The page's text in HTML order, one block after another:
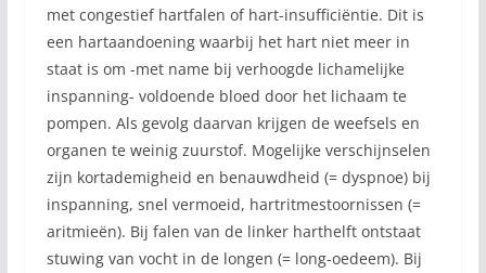
met congestief hartfalen of hart-insufficiëntie. Dit is
een hartaandoening waarbij het hart niet meer in
staat is om -met name bij verhoogde lichamelijke
inspanning- voldoende bloed door het lichaam te
pompen. Als gevolg daarvan krijgen de weefsels en
organen te weinig zuurstof. Mogelijke verschijnselen
zijn kortademigheid en benauwdheid (= dyspnoe) bij
inspanning, snel vermoeid, hartritmestoornissen (=
aritmieën). Bij falen van de linker harthelft ontstaat
stuwing van vocht in de longen (= long-oedeem). Bij